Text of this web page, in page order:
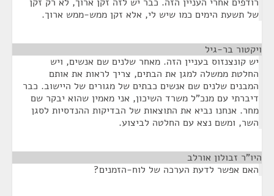
של תשעת הימים כמו שיש לי, אלא זקן ממש-ממש ארוך.
ויקטור בר-גיל
יש קונצנזוס בעניין הזה. מאחר שלנים שם אנשים, ויש
החלטת ממשלה למגן את הבתים, צריך לראות את אותם
המבנים שלנים שם אנשים כבתים של מגורים של היישוב. כבר
דיברתי עם מנכ"ל משרד השיכון, אני מאמין שהוא יבקר שם
מחר. אנחנו נביא את התוצאות של הבדיקות ההנדסיות לסגן
השר, ומשם נצא עם החלטה לביצוע.
היו"ר זבולון אורלב
האם אפשר לדעת הערכה של לוח-הזמנים?